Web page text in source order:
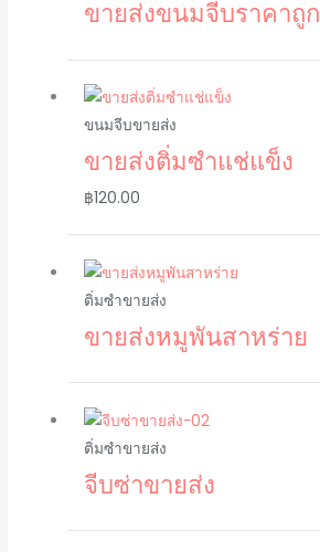
ขายส่งขนมจีบราคาถูก
ขนมจีบขายส่ง
ขายส่งติ่มซำแช่แข็ง
฿120.00
ติ่มซำขายส่ง
ขายส่งหมูพันสาหร่าย
ติ่มซำขายส่ง
จีบซ่าขายส่ง